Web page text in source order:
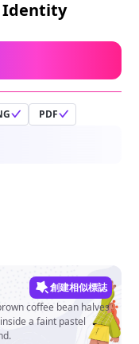
Identity
PDF
創建相似標誌
coffee bean halves
a faint pastel